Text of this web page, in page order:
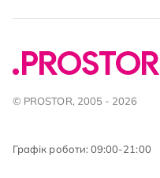
© PROSTOR, 2005 - 2026
Графік роботи: 09:00-21:00